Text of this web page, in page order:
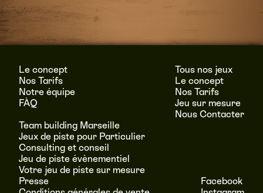
Le concept
Nos Tarifs
Notre équipe
FÀQ
Tous nos jeux
Le concept
Nos Tarifs
Jeu sur mesure
Nous Contacter
Team building Marseille
Jeux de piste pour Particulier
Consulting et conseil
Jeu de piste évènementiel
Votre jeu de piste sur mesure
Presse
Facebook